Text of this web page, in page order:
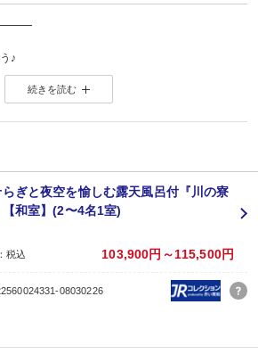
♪
使用した季節の会席料理♪
てご案内致します。
など合計１３品
す。
本一にも輝いた馬瀬のコシヒカリを使用してお
下さい♪
所はご指定いただけません。当館にお任せとなり
事処より
の70％の料金のお子様(６歳〜１２歳)まで付きま
きない場合もございますのでご了承ください。
チェックイン14：00〜チェックアウト〜10：00
。
接注いでおります!!
続きを読む
らぎと夜空を愉しむ露天風呂付『川の寮
【和室】(2〜4名1室)
税込 103,900円～115,500円
08030226